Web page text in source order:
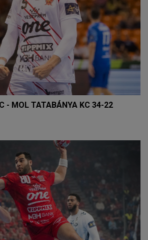
- MOL TATABÁNYA KC 34-22